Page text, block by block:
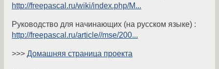
http://freepascal.ru/wiki/index.php/M...
Руководство для начинающих (на русском языке) :
http://freepascal.ru/article//mse/200...
>>> Домашняя страница проекта